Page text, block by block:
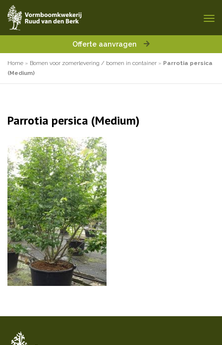
Offerte aanvragen
Home » Bomen voor zomerlevering / bomen in container » Parrotia persica
(Medium)
Parrotia persica (Medium)